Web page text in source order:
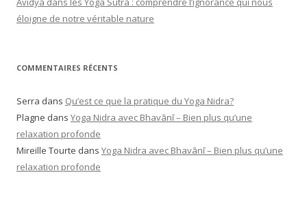
éloigne de notre véritable nature
COMMENTAIRES RÉCENTS
Serra dans Qu’est ce que la pratique du Yoga Nidra?
Plagne dans Yoga Nidra avec Bhavānī – Bien plus qu’une
relaxation profonde
Mireille Tourte dans Yoga Nidra avec Bhavānī – Bien plus qu’une
relaxation profonde